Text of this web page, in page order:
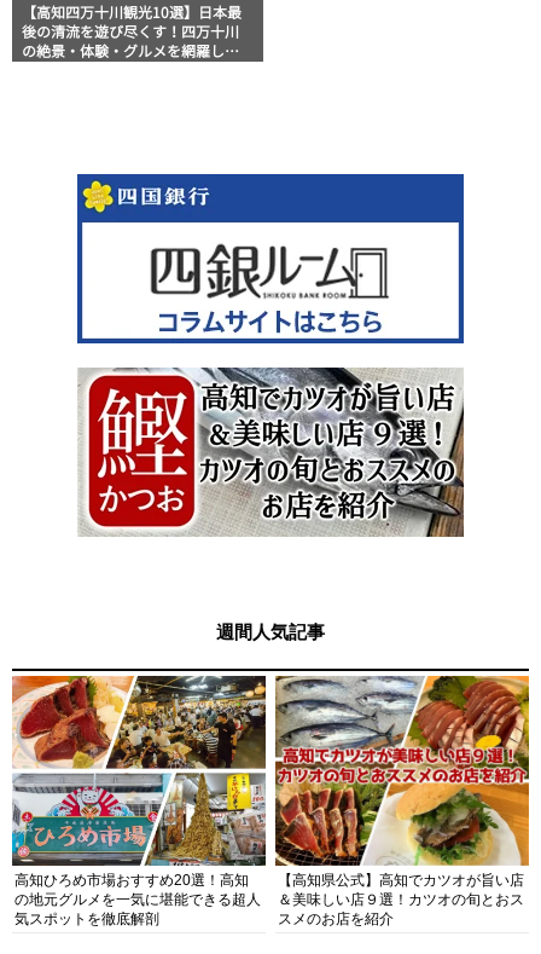
【高知四万十川観光10選】日本最
後の清流を遊び尽くす！四万十川
の絶景・体験・グルメを網羅した
週間人気記事
高知ひろめ市場おすすめ20選！高知
の地元グルメを一気に堪能できる超人
気スポットを徹底解剖
【高知県公式】高知でカツオが旨い店
＆美味しい店９選！カツオの旬とおス
スメのお店を紹介